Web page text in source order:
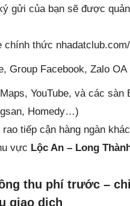
gửi của bạn sẽ được
chính thức
Group Facebook, Zalo OA
YouTube, và các sàn
Homedy…)
rao tiếp cận hàng ngàn
vực Lộc An – Long
thu phí trước –
giao dịch